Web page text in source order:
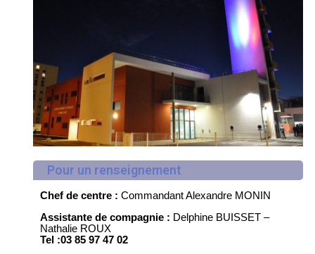
Pour un renseignement
Chef de centre : Commandant Alexandre MONIN
Assistante de compagnie : Delphine BUISSET –
Nathalie ROUX
Tel :03 85 97 47 02